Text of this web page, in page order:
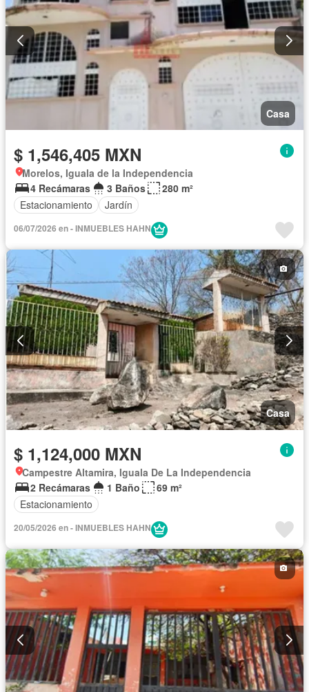
Casa
$ 1,546,405 MXN
Morelos, Iguala de la Independencia
4 Recámaras
3 Baños
280 m²
Estacionamiento
Jardín
06/07/2026 en - INMUEBLES HAHN
Casa
$ 1,124,000 MXN
Campestre Altamira, Iguala De La Independencia
2 Recámaras
1 Baño
69 m²
Estacionamiento
20/05/2026 en - INMUEBLES HAHN